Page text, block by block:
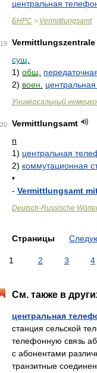
центральная
БНРС > Vermittlungsamt
19
Vermittlungszentrale
сущ.
1) общ.
2) воен.
Универсальный
20
Vermittlungsamt
n
1) центральная
2) коммутационная
•
- Vermittlungsamt
Deutsch-Russische
Страницы
1 2 3 4
См. также в
центральная
станция сельской
телефонную связь
с абонентами
транзитные